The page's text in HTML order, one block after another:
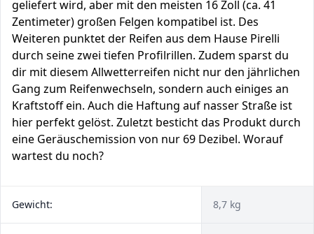
geliefert wird, aber mit den meisten 16 Zoll (ca. 41
Zentimeter) großen Felgen kompatibel ist. Des
Weiteren punktet der Reifen aus dem Hause Pirelli
durch seine zwei tiefen Profilrillen. Zudem sparst du
dir mit diesem Allwetterreifen nicht nur den jährlichen
Gang zum Reifenwechseln, sondern auch einiges an
Kraftstoff ein. Auch die Haftung auf nasser Straße ist
hier perfekt gelöst. Zuletzt besticht das Produkt durch
eine Geräuschemission von nur 69 Dezibel. Worauf
wartest du noch?
Gewicht: 8,7 kg